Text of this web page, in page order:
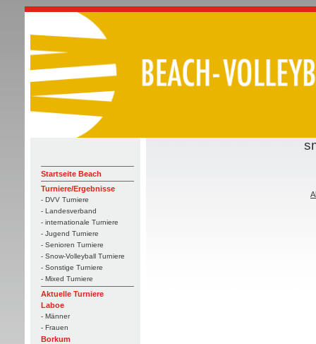
Startseite Beach
Turniere/Ergebnisse
- DVV Turniere
- Landesverband
- internationale Turniere
- Jugend Turniere
- Senioren Turniere
- Snow-Volleyball Turniere
- Sonstige Turniere
- Mixed Turniere
Aktuelle Turniere
Laboe
- Männer
- Frauen
Borkum